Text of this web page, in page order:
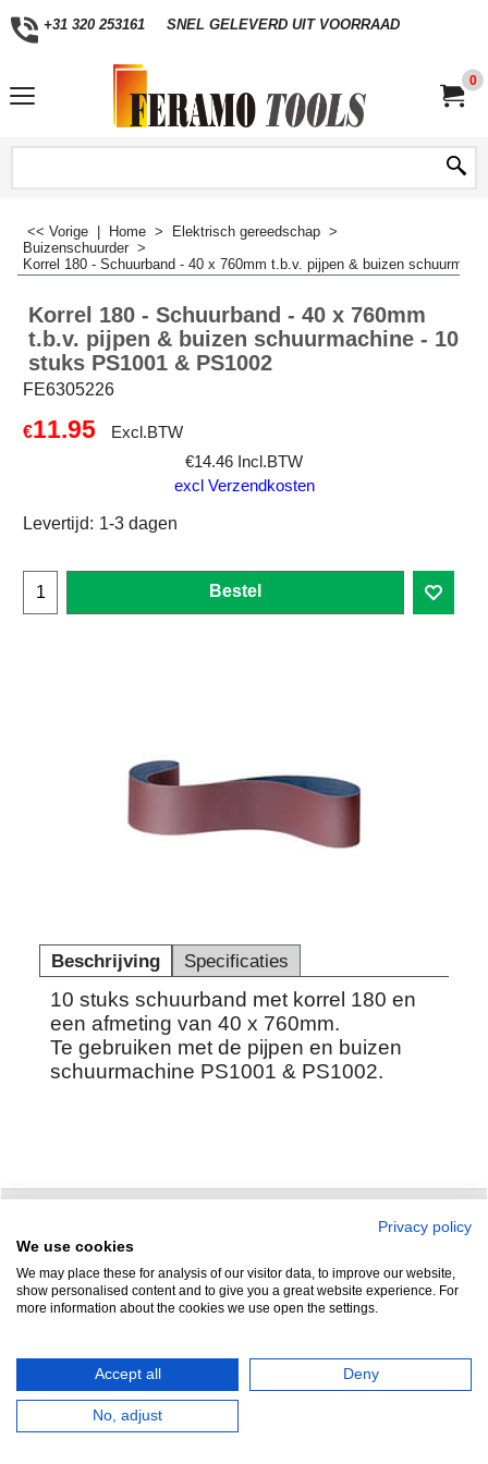
+31 320 253161 SNEL GELEVERD UIT VOORRAAD
0
<< Vorige Home > Elektrisch gereedschap >
Buizenschuurder >
Korrel 180 - Schuurband - 40 x 760mm t.b.v. pijpen & buizen
Korrel 180 - Schuurband - 40 x 760mm
t.b.v. pijpen & buizen schuurmachine - 10
stuks PS1001 & PS1002
FE6305226
€11.95
Excl.BTW
€14.46 Incl.BTW
excl Verzendkosten
Levertijd: 1-3 dagen
Bestel
Beschrijving Specificaties
10 stuks schuurband met korrel 180 en
een afmeting van 40 x 760mm.
Te gebruiken met de pijpen en buizen
schuurmachine PS1001 & PS1002.
Zuidersluisweg 42
8243 RC Lelystad
Tel: +31(0)320
253161
Privacy policy
We use cookies
We may place these for analysis of our visitor data, to improve our website,
show personalised content and to give you a great website experience. For
more information about the cookies we use open the settings.
Accept all Deny
No, adjust